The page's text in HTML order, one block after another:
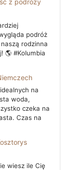
z podróży
podróż
rodzinna
🌎 #Kolumbia
na
woda,
czeka na
Czas na
wiesz ile Cię